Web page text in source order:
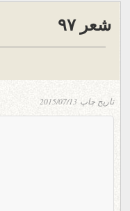
شعر ۹۷
تاریخ چاپ 2015/07/13